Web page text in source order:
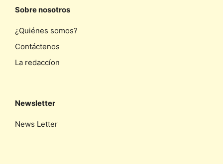
Sobre nosotros
¿Quiénes somos?
Contáctenos
La redaccíon
Newsletter
News Letter